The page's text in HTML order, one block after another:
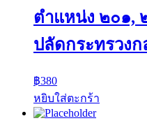
ตำแหน่ง ๒๐๑,
ปลัดกระทรวง
฿380
หยิบใส่ตะกร้า